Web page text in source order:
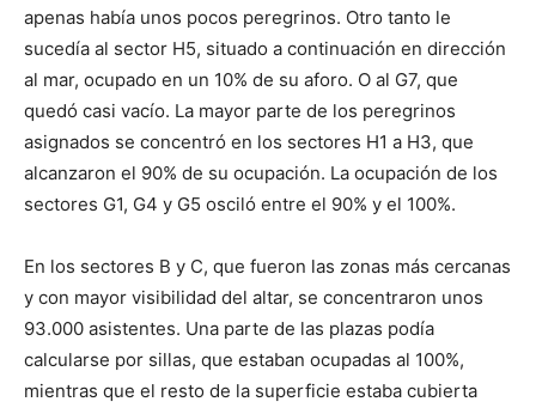
apenas había unos pocos peregrinos. Otro tanto le
sucedía al sector H5, situado a continuación en dirección
al mar, ocupado en un 10% de su aforo. O al G7, que
quedó casi vacío. La mayor parte de los peregrinos
asignados se concentró en los sectores H1 a H3, que
alcanzaron el 90% de su ocupación. La ocupación de los
sectores G1, G4 y G5 osciló entre el 90% y el 100%.
En los sectores B y C, que fueron las zonas más cercanas
y con mayor visibilidad del altar, se concentraron unos
93.000 asistentes. Una parte de las plazas podía
calcularse por sillas, que estaban ocupadas al 100%,
mientras que el resto de la superficie estaba cubierta